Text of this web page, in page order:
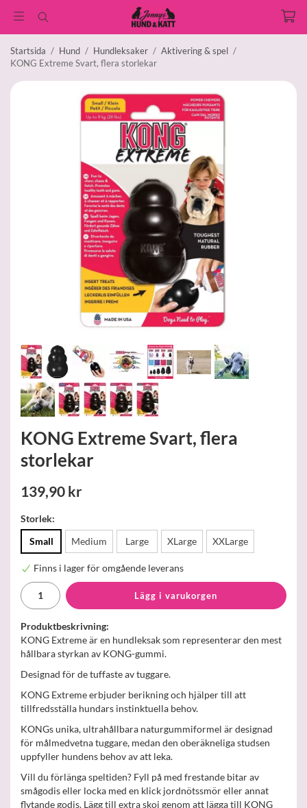
Startsida / Hund / Hundleksaker / Aktivering & spel /
KONG Extreme Svart, flera storlekar
KONG Extreme Svart, flera
storlekar
139,90 kr
Storlek:
Small
Medium Large XLarge XXLarge
Finns i lager för omgående leverans
Lägg i varukorgen
Produktbeskrivning:
KONG Extreme är en hundleksak som representerar den mest
hållbara styrkan av KONG-gummi.
Designad för de tuffaste av tuggare.
KONG Extreme erbjuder berikning och hjälper till att
tillfredsställa hundars instinktuella behov.
KONGs unika, ultrahållbara naturgummiformel är designad
för målmedvetna tuggare, medan den oberäkneliga studsen
uppfyller hundens behov av att leka.
Vill du förlänga speltiden? Fyll på med frestande bitar av
smågodis eller locka med en klick jordnötssmör eller annat
flytande godis. Lägg till extra skoj genom att lägga till KONG